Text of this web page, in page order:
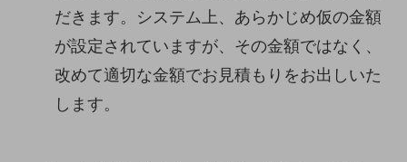
だきます。システム上、あらかじめ仮の金額
が設定されていますが、その金額ではなく、
改めて適切な金額でお見積もりをお出しいた
します。